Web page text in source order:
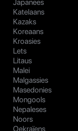
Japanees
Katelaans
Kazaks
Koreaans
Kroasies
Lets
Litaus
Malei
Malgassies
Masedonies
Mongools
Nepaleses
Noors
Oekraïens